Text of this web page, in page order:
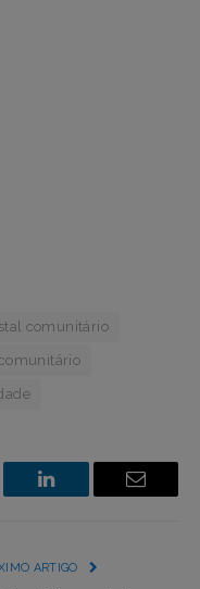
comunitário
LinkedIn Email
ARTIGO